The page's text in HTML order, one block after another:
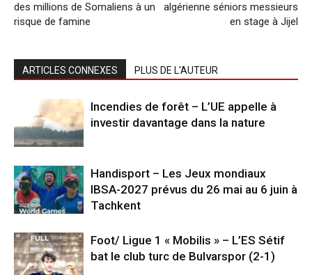
des millions de Somaliens à un
risque de famine
algérienne séniors messieurs
en stage à Jijel
ARTICLES CONNEXES PLUS DE L'AUTEUR
Incendies de forêt – L’UE appelle à
investir davantage dans la nature
Handisport – Les Jeux mondiaux
IBSA-2027 prévus du 26 mai au 6 juin à
Tachkent
Foot/ Ligue 1 « Mobilis » – L’ES Sétif
bat le club turc de Bulvarspor (2-1)